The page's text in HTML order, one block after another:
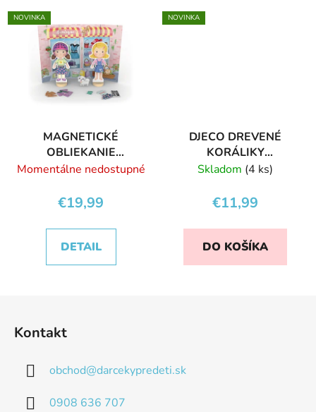
NOVINKA
MAGNETICKÉ
OBLIEKANIE
NAJLEPŠIE
Momentálne nedostupné
€19,99
DETAIL
NOVINKA
DJECO DREVENÉ
KORÁLIKY
ZVIERATKÁ
Skladom (4 ks)
€11,99
DO KOŠÍKA
Kontakt
obchod@darcekypredeti.sk
0908 636 707